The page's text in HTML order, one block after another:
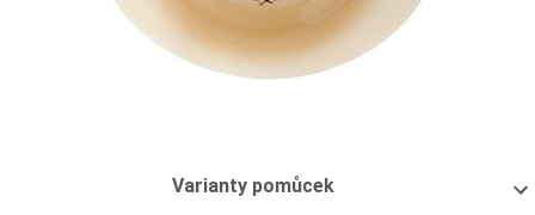
Varianty pomůcek